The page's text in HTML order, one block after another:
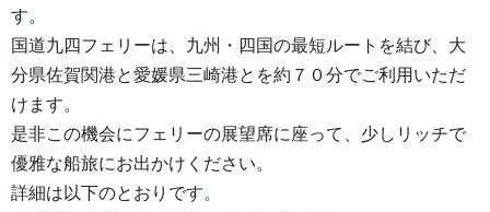
す。
国道九四フェリーは、九州・四国の最短ルートを結び、大
分県佐賀関港と愛媛県三崎港とを約７０分でご利用いただ
けます。
是非この機会にフェリーの展望席に座って、少しリッチで
優雅な船旅にお出かけください。
詳細は以下のとおりです。